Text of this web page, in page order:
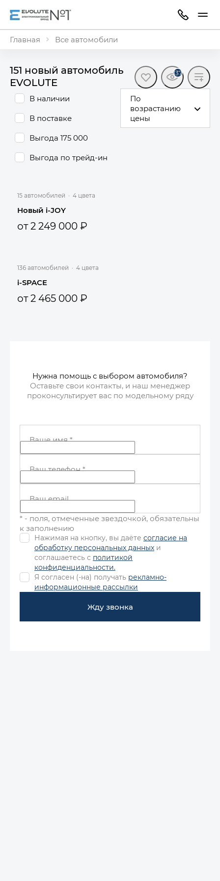
Главная Все автомобили
151 новый автомобиль
EVOLUTE
137
В наличии
В поставке
Выгода 175 000
Выгода по трейд-ин
По
возрастанию
цены
15 автомобилей · 4 цвета
Новый i-JOY
от 2 249 000 ₽
136 автомобилей · 4 цвета
i-SPACE
от 2 465 000 ₽
Нужна помощь с выбором автомобиля?
Оставьте свои контакты, и наш менеджер
проконсультирует вас по модельному ряду
Ваше имя*
Ваш телефон*
Ваш email
* - поля, отмеченные звездочкой, обязательны
к заполнению
Нажимая на кнопку, вы даёте согласие на
обработку персональных данных
соглашаетесь с политикой
конфиденциальности.
Я согласен (-на) получать рекламно-
информационные рассылки
Жду звонка